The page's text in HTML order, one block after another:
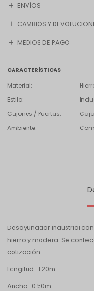
ENVÍOS
CAMBIOS Y
MEDIOS DE PAGO
CARACTERÍSTICAS
Material
Estilo
Cajones / Puertas
Ambiente
Desayunador Industrial
hierro y madera. Se
cotización.
Longitud : 1.20m
Ancho : 0.50m